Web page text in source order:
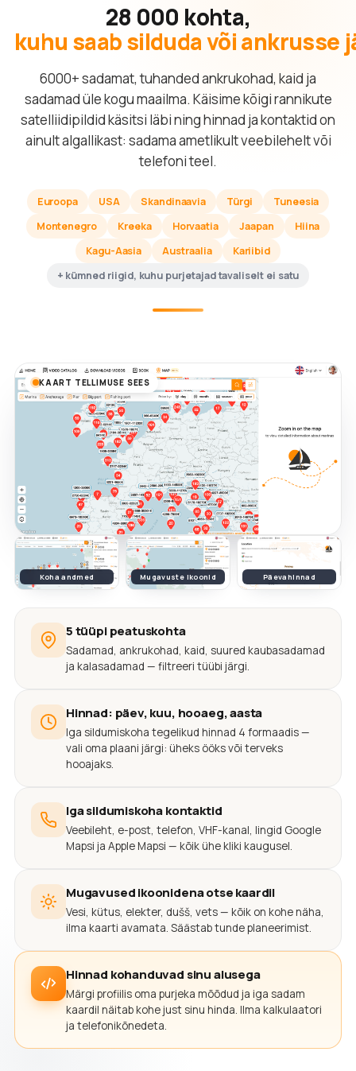
28 000 kohta,
kuhu saab silduda või ankrusse
6000+ sadamat, tuhanded ankrukohad, kaid ja
sadamad üle kogu maailma. Käisime kõigi rannikute
satelliidipildid käsitsi läbi ning hinnad ja kontaktid on
ainult algallikast: sadama ametlikult veebilehelt või
telefoni teel.
Euroopa USA Skandinaavia Türgi
Tuneesia
Montenegro
Kreeka Horvaatia Jaapan
Hiina
Kagu-Aasia
Austraalia
Kariibid
+ kümned riigid, kuhu purjetajad tavaliselt ei satu
KAART TELLIMUSE SEES
Koha andmed Mugavuste ikoonid Päevahinnad
5 tüüpi peatuskohta
Sadamad, ankrukohad, kaid, suured kaubasadamad
ja kalasadamad — filtreeri tüübi järgi.
Hinnad: päev, kuu, hooaeg, aasta
Iga sildumiskoha tegelikud hinnad 4 formaadis —
vali oma plaani järgi: üheks ööks või terveks
hooajaks.
Iga sildumiskoha kontaktid
Veebileht, e-post, telefon, VHF-kanal, lingid Google
Mapsi ja Apple Mapsi — kõik ühe kliki kaugusel.
Mugavused ikoonidena otse kaardil
Vesi, kütus, elekter, dušš, vets — kõik on kohe näha,
ilma kaarti avamata. Säästab tunde planeerimist.
Hinnad kohanduvad sinu alusega
Märgi profiilis oma purjeka mõõdud ja iga sadam
kaardil näitab kohe just sinu hinda. Ilma kalkulaatori
ja telefonikõnedeta.